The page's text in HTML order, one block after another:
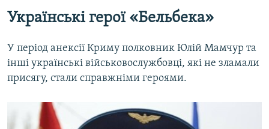
Українські герої «Бельбека»
У період анексії Криму полковник Юлій Мамчур та
інші українські військовослужбовці, які не зламали
присягу, стали справжніми героями.